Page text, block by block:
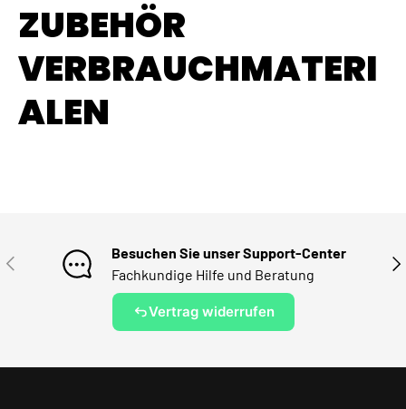
ZUBEHÖR
VERBRAUCHMATERI
ALEN
VORHERIGE
Besuchen Sie unser Support-Center
Fachkundige Hilfe und Beratung
Vertrag widerrufen